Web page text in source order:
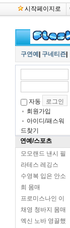
시작페이지로
구연예 구네티즌
자동
회원가입
아이디/패스워
드찾기
연예/스포츠
모모랜드 낸시 필
라테스 레깅스
수영복 입은 안소
희 몸매
프로미스나인 이
채영 청바지 몸매
엑신 노바 영끌했